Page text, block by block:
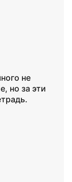
не
но за эти